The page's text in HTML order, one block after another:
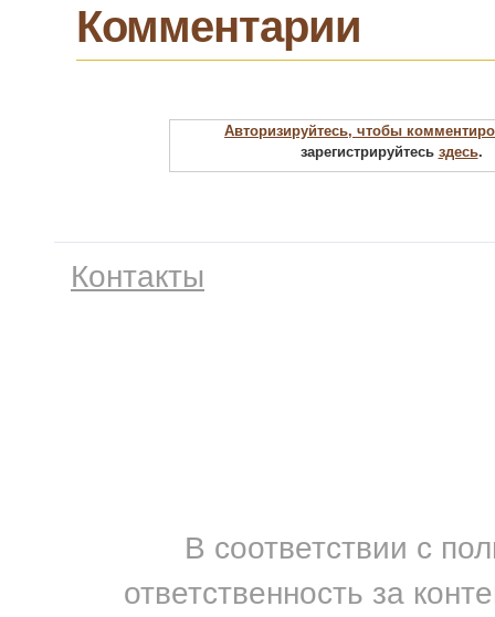
Комментарии
Авторизируйтесь, чтобы
зарегистрируйтесь здесь.
Контакты
В соответствии с
ответственность за